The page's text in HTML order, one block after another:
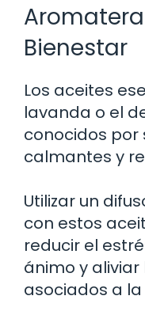
Bienestar
Los aceites
lavanda o el
conocidos por
calmantes y
Utilizar un
con estos
reducir el
ánimo y
asociados a